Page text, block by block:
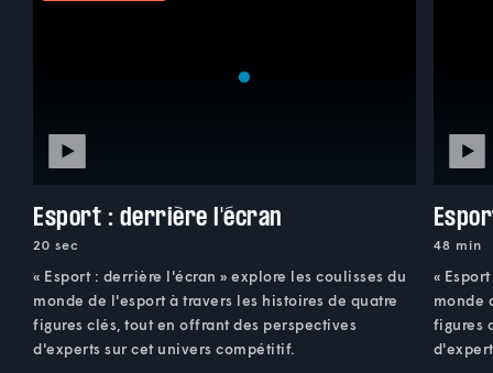
Esport : derrière l'écran
20 sec
« Esport : derrière l'écran » explore les coulisses du
monde de l'esport à travers les histoires de quatre
figures clés, tout en offrant des perspectives
d'experts sur cet univers compétitif.
48 min
«
monde
figures